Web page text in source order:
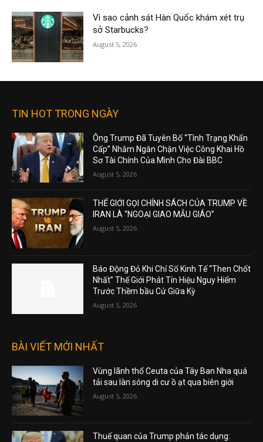
Vì sao cảnh sát Hàn Quốc khám xét trụ
sở Starbucks?
August 5, 2026
TIN HOT TRONG NGÀY
Ông Trump Đã Tuyên Bố “Tình Trạng Khẩn
Cấp” Nhằm Ngăn Chặn Việc Công Khai Hồ
Sơ Tài Chính Của Mình Cho Đài BBC
August 5, 2026
THẾ GIỚI GỌI CHÍNH SÁCH CỦA TRUMP VỀ
IRAN LÀ “NGOẠI GIAO MẪU GIÁO”
August 5, 2026
Báo Động Đỏ Khi Chỉ Số Kinh Tế “Then Chốt
Nhất” Thế Giới Phát Tín Hiệu Nguy Hiểm
Trước Thềm bầu Cử Giữa Kỳ
August 5, 2026
BÀI VIẾT MỚI NHẤT
Vùng lãnh thổ Ceuta của Tây Ban Nha quá
tải sau làn sóng di cư ồ ạt qua biên giới
August 5, 2026
Thuế quan của Trump phản tác dụng: